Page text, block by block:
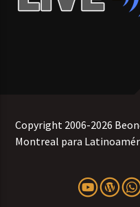
Copyright 2006-2026
Montreal para